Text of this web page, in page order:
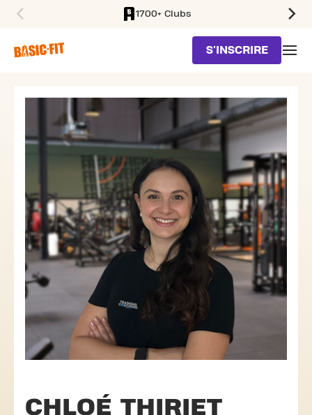
1700+ Clubs
S'INSCRIRE
CHLOÉ THIRIET